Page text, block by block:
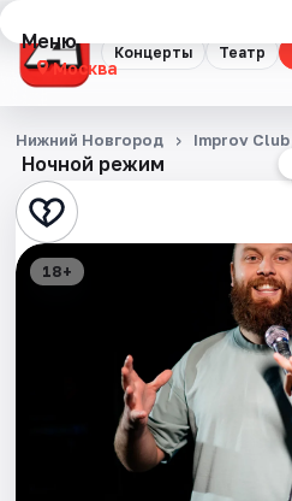
Концерты Театр
Меню
Москва
Концерты
Театр
Стендап
Экскурсии
Ночной режим
Нижний Новгород Improv Club
18+